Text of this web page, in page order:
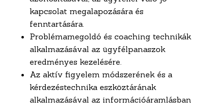
kapcsolat megalapozására és
fenntartására.
Problémamegoldó és coaching technikák
alkalmazásával az ügyfélpanaszok
eredményes kezelésére.
Az aktív figyelem módszerének és a
kérdezéstechnika eszköztárának
alkalmazásával az információáramlásban